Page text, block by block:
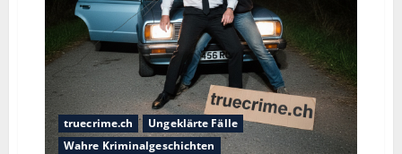
truecrime.ch
Ungeklärte Fälle
Wahre Kriminalgeschichten